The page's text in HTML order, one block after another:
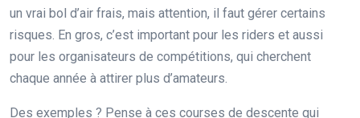
un vrai bol d’air frais, mais attention, il faut gérer certains
risques. En gros, c’est important pour les riders et aussi
pour les organisateurs de compétitions, qui cherchent
chaque année à attirer plus d’amateurs.
Des exemples ? Pense à ces courses de descente qui